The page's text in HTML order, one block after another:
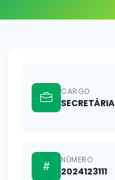
CARGO
SECRETÁRIA
NÚMERO
2024123111